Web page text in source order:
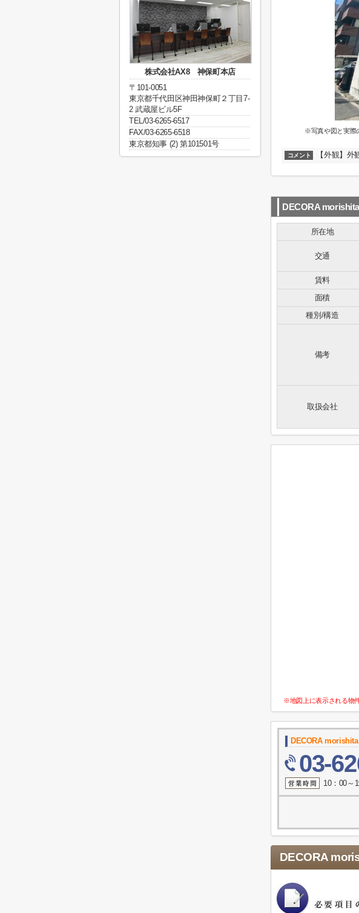
※写真や図と実際
コメント 【外観】
DECORA morishita
所在地
交通
賃料
面積
種別/構造
備考
取扱会社
※地図上に表示される物
DECORA morishita
03-
10：00～
DECORA
株式会社AX8 神保町本店
〒101-0051
東京都千代田区神田神保町２丁目7-
2 武蔵屋ビル5F
TEL/03-6265-6517
FAX/03-6265-6518
東京都知事 (2) 第101501号